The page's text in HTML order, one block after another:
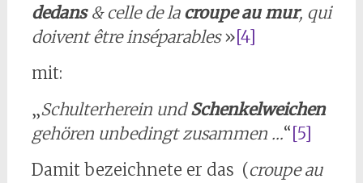
dedans& celle de la croupe au mur, qui
doivent être inséparables»[4]
mit:
„Schulterherein undSchenkelweichen
gehören unbedingt zusammen …“[5]
Damit bezeichnete er das (croupe au